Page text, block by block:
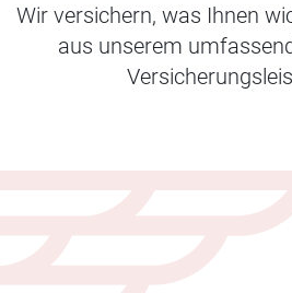
Wir versichern, was Ihnen
aus unserem